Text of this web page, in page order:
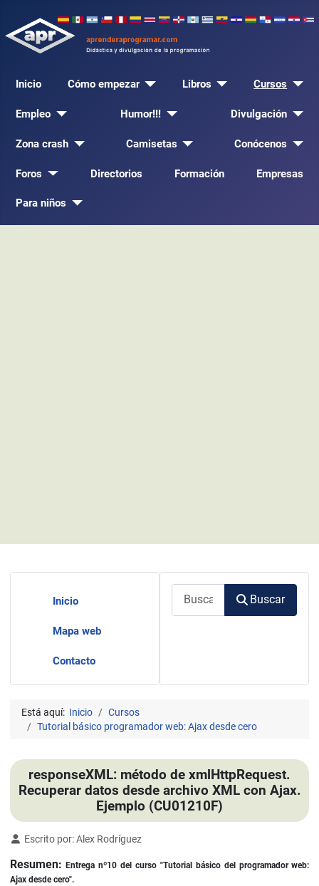
Inicio Cómo empezar Libros Cursos
Empleo Humor!!! Divulgación
Zona crash Camisetas Conócenos
Foros Directorios Formación Empresas
Para niños
Inicio
Mapa web
Contacto
Buscar
Está aquí: Inicio
Cursos
Tutorial básico programador web: Ajax desde cero
responseXML: método de xmlHttpRequest.
Recuperar datos desde archivo XML con Ajax.
Ejemplo (CU01210F)
Detalles
Escrito por:Alex Rodríguez
Resumen:Entrega nº10 del curso "Tutorial básico del programador web:
Ajax desde cero".